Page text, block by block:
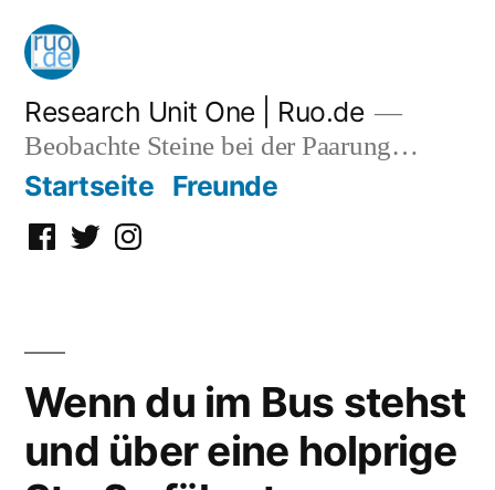
Zum
Inhalt
springen
Research Unit One | Ruo.de
Beobachte Steine bei der Paarung…
Startseite Freunde
Facebook
TwitterInstagram
Wenn du im Bus stehst
und über eine holprige